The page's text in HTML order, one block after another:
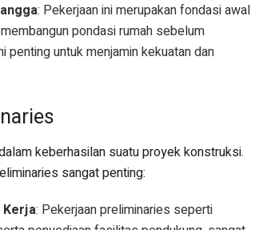
: Pekerjaan ini merupakan fondasi awal
pondasi rumah sebelum
penting untuk menjamin kekuatan dan
keberhasilan suatu proyek konstruksi.
sangat penting:
Kerja: Pekerjaan preliminaries seperti